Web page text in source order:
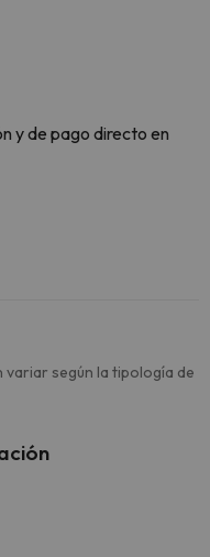
y de pago directo en
variar según la tipología de